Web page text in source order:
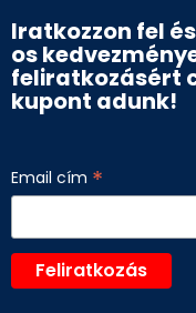
Iratkozzon fel
os
feliratkozásért
kupont adunk!
Email cím *